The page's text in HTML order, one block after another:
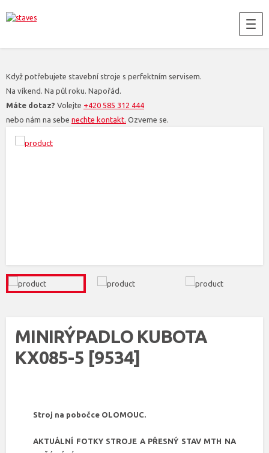
Když potřebujete stavební stroje s perfektním servisem.
Na víkend. Na půl roku. Napořád.
Máte dotaz? Volejte +420 585 312 444
nebo nám na sebe nechte kontakt. Ozveme se.
MINIRÝPADLO KUBOTA
KX085-5 [9534]
Stroj na pobočce OLOMOUC.
AKTUÁLNÍ FOTKY STROJE A PŘESNÝ STAV MTH NA